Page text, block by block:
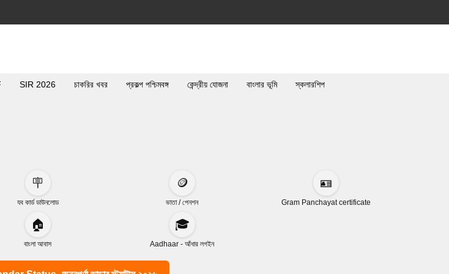
SIR 2026 চাকরির খবর প্রকল্প পশ্চিমবঙ্গ কেন্দ্রীয় যোজনা বাংলার ভূমি স্কলারশিপ
🪧
যব কার্ড ডাউনলোড
🪙
ভাতা / পেনশন
🪪
Gram Panchayat certificate
🏠
বাংলা আবাস
🎓
Aadhaar - আঁধার লগইন